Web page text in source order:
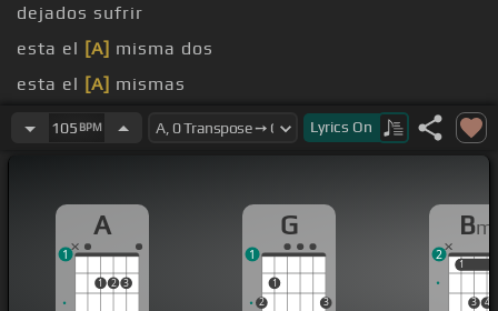
dejados sufrir
esta el [A] misma dos
esta el [A] mismas
105 BPM Lyrics On
A
1 2 3
1
G
2
1
3
1
Bm
1
3 4
1
2